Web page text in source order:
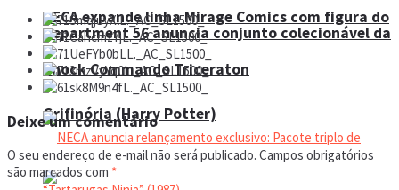
Department 56 anuncia conjunto colecionável da
Grifinória (Harry Potter)
NECA expande linha Mirage Comics com figura do
Shock Commando Triceraton
Deixe um comentário
O seu endereço de e-mail não será publicado. Campos obrigatórios
são marcados com *